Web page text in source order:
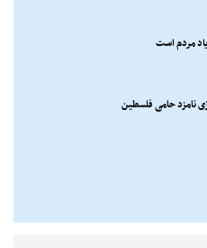
مردم است
نامزد حامی فلسطین